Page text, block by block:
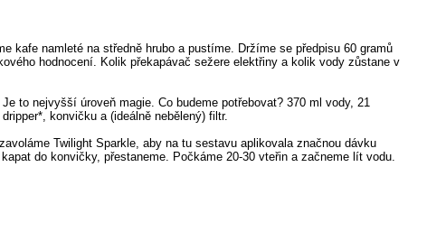
kafe namleté na středně hrubo a pustíme. Držíme se předpisu 60 gramů
hodnocení. Kolik překapávač sežere elektřiny a kolik vody zůstane v
to nejvyšší úroveň magie. Co budeme potřebovat? 370 ml vody, 21
konvičku a (ideálně nebělený) filtr.
Twilight Sparkle, aby na tu sestavu aplikovala značnou dávku
do konvičky, přestaneme. Počkáme 20-30 vteřin a začneme lít vodu.